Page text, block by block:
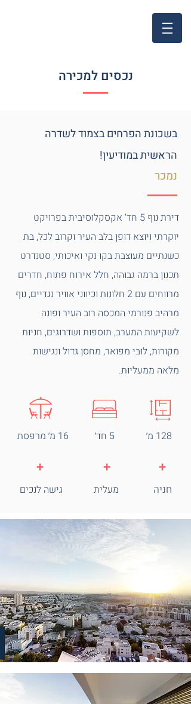
נכסים למכירה
נמכר
בשכונת הפרחים בצמוד לשדרה
הראשית במודיעין!
דירת נוף 5 חד' אקסקלוסיבית בפרויקט
יוקרתי ויוצא דופן בלב העיר וקרוב לכל, בת
כשנתיים מעוצבת בקו נקי ואיכותי, סטנדרט
תכנון ברמה גבוהה, חלל אירוח פתוח, חדרים
מרווחים עם 2 חלונות וכיווני אוויר נגדיים, נוף
מרהיב פנורמי המכסה רוב העיר ופונה
לשקיעות המערב, תוספות ושדרוגים, חניות
מקורות, לובי מפואר, מחסן גדול ונגישות
מלאה ממעליות.
16 מ׳ מרפסת
+
גישה לנכים
5 חד׳
+
מעלית
128 מ׳
חניה
+